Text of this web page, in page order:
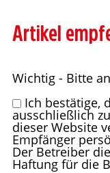
Artikel
Wichtig - Bitte
Ich bestätige,
ausschließlich
dieser Website
Empfänger
Der Betreiber
Haftung für die